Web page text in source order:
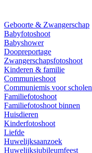
Geboorte & Zwangerschap
Babyfotoshoot
Babyshower
Doopreportage
Zwangerschapsfotoshoot
Kinderen & familie
Communieshoot
Communiemis voor scholen
Familiefotoshoot
Familiefotoshoot binnen
Huisdieren
Kinderfotoshoot
Liefde
Huwelijksaanzoek
Huwelijksjubileumfeest